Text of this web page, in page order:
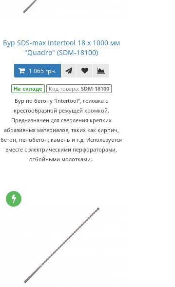
Бур SDS-max Intertool 18 х 1000 мм
"Quadro" (SDM-18100)
1 065 грн.
На складе Код товара: SDM-18100
Бур по бетону "Intertool", головка с
крестообразной режущей кромкой.
Предназначен для сверления крепких
абразивных материалов, таких как кирпич,
бетон, пенобетон, камень и т.д. Используется
вместе с электрическими перфораторами,
отбойными молотками..